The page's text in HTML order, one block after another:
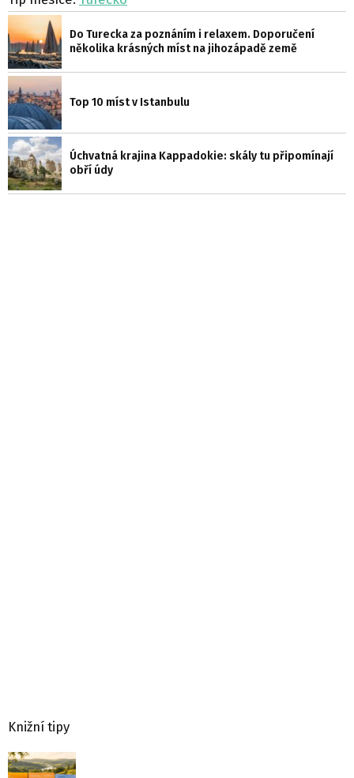
Do Turecka za poznáním i relaxem. Doporučení
několika krásných míst na jihozápadě země
Top 10 míst v Istanbulu
Úchvatná krajina Kappadokie: skály tu připomínají
obří údy
Knižní tipy